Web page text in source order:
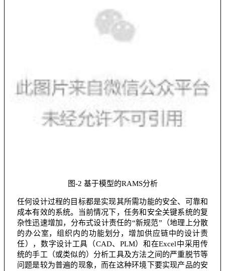
图-2 基于模型的RAMS分析
任何设计过程的目标都是实现其所需功能的安全、可靠和
成本有效的系统。当前情况下，任务和安全关键系统的复
杂性迅速增加，分布式设计责任的“新规范”（地理上分散
的办公室，组织内的功能划分，增加供应链中的设计责
任），数字设计工具（CAD、PLM）和在Excel中采用传
统的手工（或类似的）分析工具及方法之间的严重脱节等
问题是较为普遍的现象，而在这种环境下要实现产品的安